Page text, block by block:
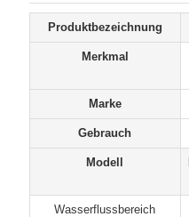
Produktbezeichnung
Merkmal
Marke
Gebrauch
Modell
Wasserflussbereich